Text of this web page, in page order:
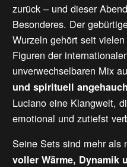
zurück – und dieser
Besonderes. Der
Wurzeln gehört seit
Figuren der
unverwechselbaren Mix
und spirituell
Luciano eine Klangwelt,
emotional und zutiefst
Seine Sets sind mehr als
voller Wärme, Dynamik